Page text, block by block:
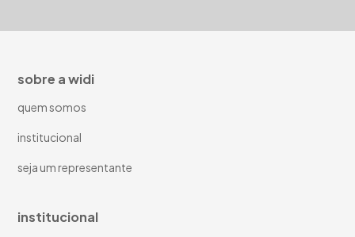
sobre a widi
quem somos
institucional
seja um representante
institucional